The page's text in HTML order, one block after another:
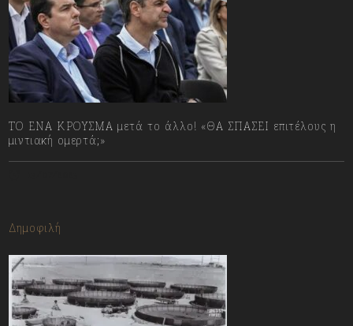
ΤΟ ΕΝΑ ΚΡΟΥΣΜΑ μετά το άλλο! «ΘΑ ΣΠΑΣΕΙ επιτέλους η
μιντιακή ομερτά;»
Δημοφιλή